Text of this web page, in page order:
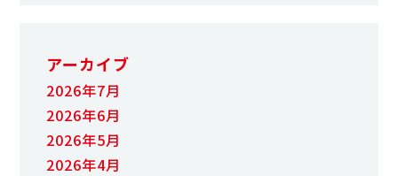
アーカイブ
2026年7月
2026年6月
2026年5月
2026年4月